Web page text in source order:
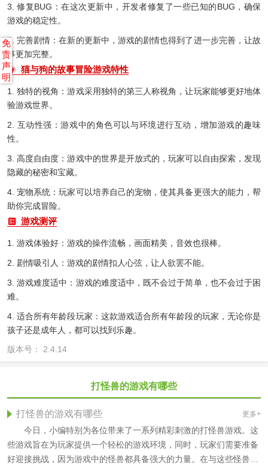
3. 修复BUG：在这次更新中，开发者修复了一些已知的BUG，确保
游戏的稳定性。
4. 完善剧情：在新的更新中，游戏的剧情也得到了进一步完善，让故
事更加完整。
猫与狗的故事冒险游戏特性
1. 独特的视角：游戏采用独特的第三人称视角，让玩家能够更好地体
验游戏世界。
2. 互动性强：游戏中的角色可以与环境进行互动，增加游戏的趣味
性。
3. 高度自由度：游戏中的世界是开放式的，玩家可以自由探索，发现
隐藏的秘密和宝藏。
4. 宠物系统：玩家可以培养自己的宠物，使其具备更强大的能力，帮
助你完成冒险。
游戏测评
1. 游戏体验好：游戏的操作流畅，画面精美，音效也很棒。
2. 剧情吸引人：游戏的剧情扣人心弦，让人欲罢不能。
3. 游戏难度适中：游戏的难度适中，既不会过于简单，也不会过于困
难。
4. 适合所有年龄段玩家：这款游戏适合所有年龄段的玩家，无论你是
孩子还是成年人，都可以找到乐趣。
版本号： 2.4.14
打怪兽的游戏有哪些
打怪兽的游戏有哪些 更多+
今日，小编特别为各位带来了一系列精彩刺激的打怪兽游戏。这
些游戏旨在为玩家提供一个轻松的游戏环境，同时，玩家们需要准备
好迎接挑战，因为游戏中的怪兽都具备强大的力量。在与这些怪兽的
免
责
声
明